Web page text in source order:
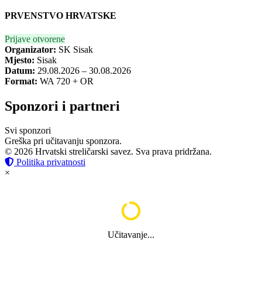
PRVENSTVO HRVATSKE
Prijave otvorene
Organizator: SK Sisak
Mjesto: Sisak
Datum: 29.08.2026 – 30.08.2026
Format: WA 720 + OR
Sponzori i partneri
Svi sponzori
Greška pri učitavanju sponzora.
© 2026 Hrvatski streličarski savez. Sva prava pridržana.
Politika privatnosti
×
Učitavanje...